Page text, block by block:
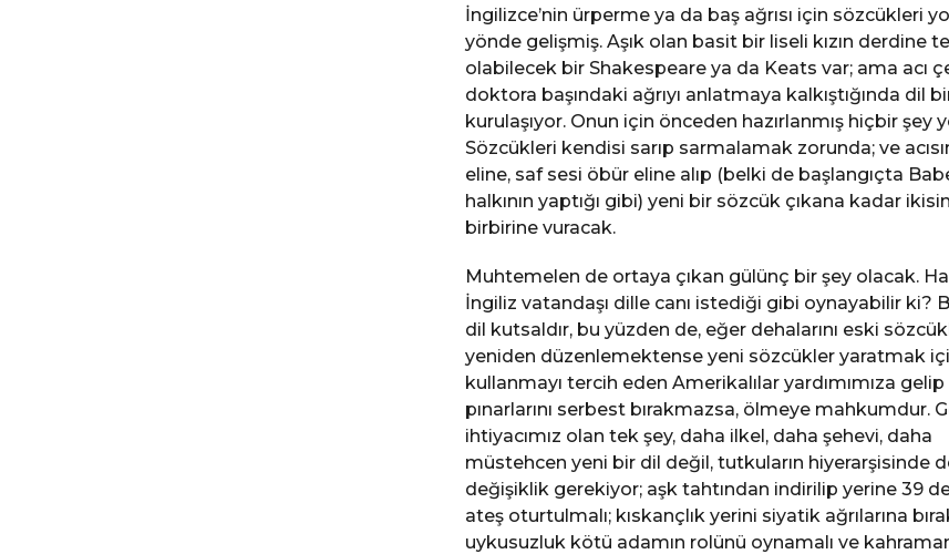
İngilizce’nin ürperme ya da baş ağrısı için sözcükleri
yönde gelişmiş. Aşık olan basit bir liseli kızın derdine
olabilecek bir Shakespeare ya da Keats var; ama acı
doktora başındaki ağrıyı anlatmaya kalkıştığında dil
kurulaşıyor. Onun için önceden hazırlanmış hiçbir şey
Sözcükleri kendisi sarıp sarmalamak zorunda; ve
eline, saf sesi öbür eline alıp (belki de başlangıçta
halkının yaptığı gibi) yeni bir sözcük çıkana kadar
birbirine vuracak.
Muhtemelen de ortaya çıkan gülünç bir şey olacak.
İngiliz vatandaşı dille canı istediği gibi oynayabilir ki?
dil kutsaldır, bu yüzden de, eğer dehalarını eski
yeniden düzenlemektense yeni sözcükler yaratmak
kullanmayı tercih eden Amerikalılar yardımımıza
pınarlarını serbest bırakmazsa, ölmeye mahkumdur.
ihtiyacımız olan tek şey, daha ilkel, daha şehevi, daha
müstehcen yeni bir dil değil, tutkuların hiyerarşisinde
değişiklik gerekiyor; aşk tahtından indirilip yerine 39
ateş oturtulmalı; kıskançlık yerini siyatik ağrılarına
uykusuzluk kötü adamın rolünü oynamalı ve